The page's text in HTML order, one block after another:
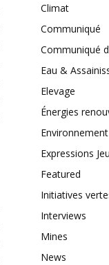
Climat
Communiqué
Communiqué
Eau &
Elevage
Énergies
Environnement
Expressions
Featured
Initiatives
Interviews
Mines
News